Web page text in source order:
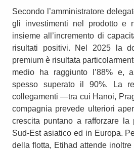
Secondo l’amministratore
gli investimenti nel prodotto e
insieme all’incremento di
risultati positivi. Nel 2025 la
premium è risultata
medio ha raggiunto l’88% e,
spesso superato il 90%. La
collegamenti —tra cui Hanoi,
compagnia prevede ulteriori
crescita puntano a rafforzare la
Sud‑Est asiatico ed in Europa.
della flotta, Etihad attende